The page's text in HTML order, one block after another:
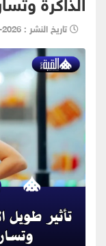
تاريخ النشر : 2026-06-08 - 10:30 am